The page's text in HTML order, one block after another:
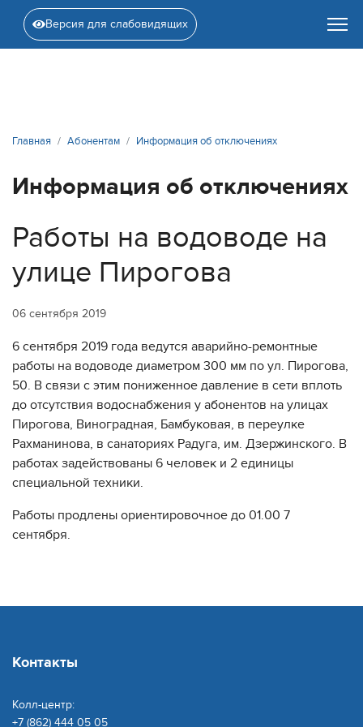
Версия для слабовидящих
Главная Абонентам Информация об отключениях
Информация об отключениях
Работы на водоводе на
улице Пирогова
06 сентября 2019
6 сентября 2019 года ведутся аварийно-ремонтные
работы на водоводе диаметром 300 мм по ул. Пирогова,
50. В связи с этим пониженное давление в сети вплоть
до отсутствия водоснабжения у абонентов на улицах
Пирогова, Виноградная, Бамбуковая, в переулке
Рахманинова, в санаториях Радуга, им. Дзержинского. В
работах задействованы 6 человек и 2 единицы
специальной техники.
Работы продлены ориентировочное до 01.00 7
сентября.
Контакты
Колл-центр:
+7 (862) 444 05 05